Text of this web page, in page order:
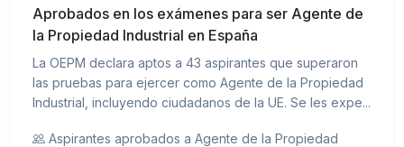
Aprobados en los exámenes para ser Agente de
la Propiedad Industrial en España
La OEPM declara aptos a 43 aspirantes que superaron
las pruebas para ejercer como Agente de la Propiedad
Industrial, incluyendo ciudadanos de la UE. Se les expe...
Aspirantes aprobados a Agente de la Propiedad